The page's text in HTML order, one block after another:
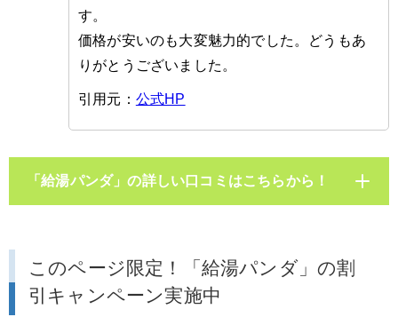
す。
価格が安いのも大変魅力的でした。どうもあ
りがとうございました。
引用元： 公式HP
「給湯パンダ」の詳しい口コミはこちらから！
このページ限定！「給湯パンダ」の割
引キャンペーン実施中